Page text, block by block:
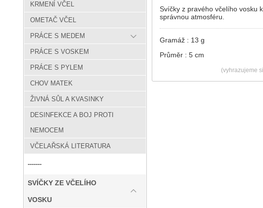
KRMENÍ VČEL
OMETAČ VČEL
PRÁCE S MEDEM
PRÁCE S VOSKEM
PRÁCE S PYLEM
CHOV MATEK
ŽIVNÁ SŮL A KVASINKY
DESINFEKCE A BOJ PROTI
NEMOCEM
VČELAŘSKÁ LITERATURA
-------
SVÍČKY ZE VČELÍHO
VOSKU
Svíčky z pravého včelího vosku
správnou atmosféru.
Gramáž : 13 g
Průměr : 5 cm
(vyhrazujeme